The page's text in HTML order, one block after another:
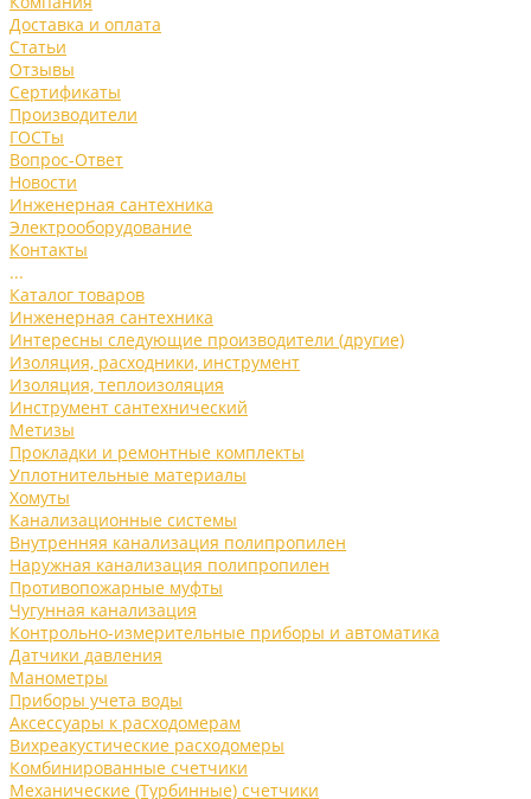
Доставка и оплата
Статьи
Отзывы
Сертификаты
Производители
ГОСТы
Вопрос-Ответ
Новости
Инженерная сантехника
Электрооборудование
Контакты
...
Каталог товаров
Инженерная сантехника
Интересны следующие производители (другие)
Изоляция, расходники, инструмент
Изоляция, теплоизоляция
Инструмент сантехнический
Метизы
Прокладки и ремонтные комплекты
Уплотнительные материалы
Хомуты
Канализационные системы
Внутренняя канализация полипропилен
Наружная канализация полипропилен
Противопожарные муфты
Чугунная канализация
Контрольно-измерительные приборы и автоматика
Датчики давления
Манометры
Приборы учета воды
Аксессуары к расходомерам
Вихреакустические расходомеры
Комбинированные счетчики
Механические (Турбинные) счетчики